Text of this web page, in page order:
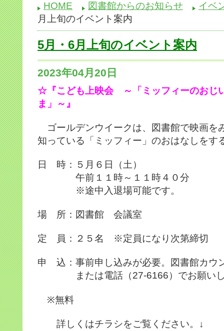
HOME 図書館からのお知らせ
イベ
月上旬のイベント案内
5月・6月上旬のイベント案内
2023年04月20日
☆『こども上映会 ～「ミッフィーのおじ
ま」～』
ゴールデンウイークは、図書館で映画を
知っている「ミッフィー」のおはなしをす
日 時：５月６日（土）
午前１１時～１１時４０分
※途中入退場可能です。
場 所：図書館 会議室
定 員：２５名 ※定員になり次第締切
申 込：事前申し込みが必要。図書館カウ
または電話（27-6166）でお願いし
※無料
詳しくはチラシをご覧ください。↓